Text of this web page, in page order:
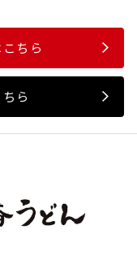
ちら
ら